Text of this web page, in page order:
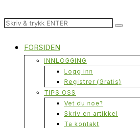
FORSIDEN
INNLOGGING
Logg inn
Registrer (Gratis)
TIPS OSS
Vet du noe?
Skriv en artikkel
Ta kontakt